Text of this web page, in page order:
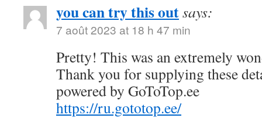
you can try this outsays:
7 août 2023 at 18 h 47 min
Pretty! This was an extremely
Thank you for supplying these
powered by GoToTop.ee
https://ru.gototop.ee/